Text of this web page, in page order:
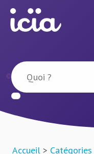
Accueil > Catégories